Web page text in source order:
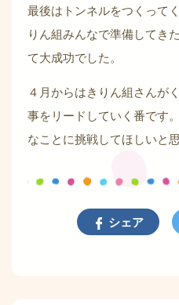
最後はトンネルをつくって
りん組みんなで準備してき
て大成功でした。
４月からはきりん組さんが
事をリードしていく番です
なことに挑戦してほしいと思
シェア